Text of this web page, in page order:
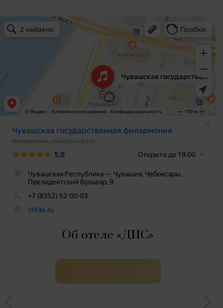
Чувашская государственная филармония
Филармония в Чебоксарах
Концертный зал в Чебоксарах
Об отеле «ДИС»